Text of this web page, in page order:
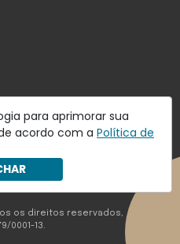
para aprimorar sua
acordo com a Política de
os direitos reservados,
0001-13.